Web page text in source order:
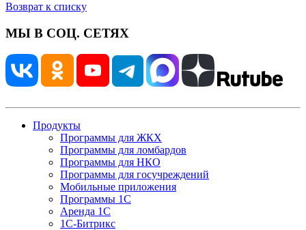
Возврат к списку
МЫ В СОЦ. СЕТЯХ
Продукты
Программы для ЖКХ
Программы для ломбардов
Программы для НКО
Программы для госучреждений
Мобильные приложения
Программы 1С
Аренда 1С
1С-Битрикс